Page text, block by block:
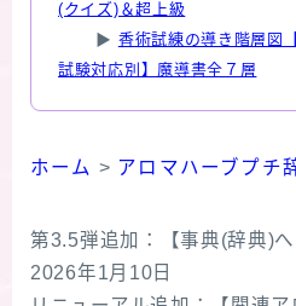
(クイズ)＆超上級
▶ 香術試練の導き階層図
試験対応別】魔導書全７層
ホーム > アロマハーブプチ
第3.5弾追加：【事典(辞典)
2026年1月10日